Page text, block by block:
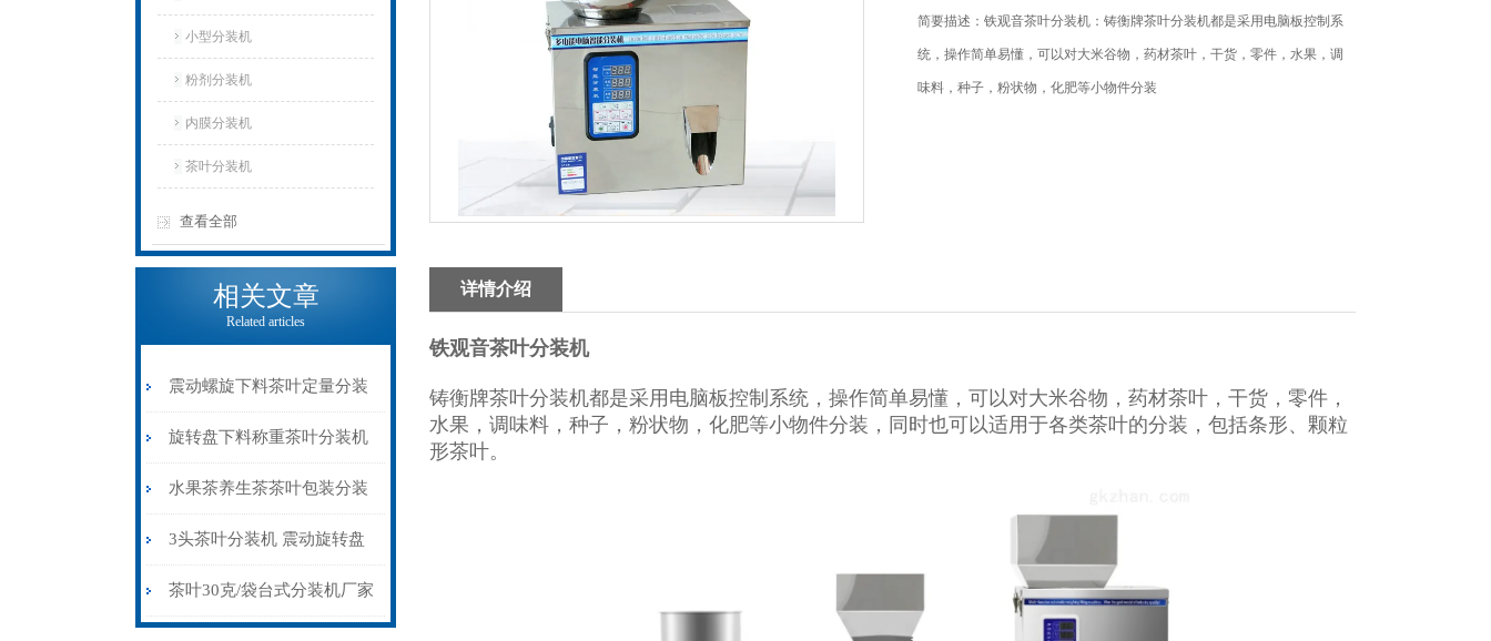
小型分装机
粉剂分装机
内膜分装机
茶叶分装机
查看全部
相关文章
Related articles
震动螺旋下料茶叶定量分装
机30-80克
旋转盘下料称重茶叶分装机
生产厂家
水果茶养生茶茶叶包装分装
机可定制多头
3头茶叶分装机 震动旋转盘
下料分包机
茶叶30克/袋台式分装机厂家
简要描述：铁观音茶叶分装机：铸衡牌茶叶分装机​都是采用电脑板控制系
统，操作简单易懂，可以对大米谷物，药材茶叶，干货，零件，水果，调
味料，种子，粉状物，化肥等小物件分装
详情介绍
铁观音茶叶分装机
铸衡牌茶叶分装机都是采用电脑板控制系统，操作简单易懂，可以对大米谷物，药材茶叶，干货，零件，
水果，调味料，种子，粉状物，化肥等小物件分装，同时也可以适用于各类茶叶的分装，包括条形、颗粒
形茶叶。